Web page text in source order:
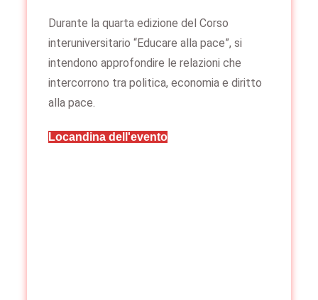
Durante la quarta edizione del Corso
interuniversitario “Educare alla pace”, si
intendono approfondire le relazioni che
intercorrono tra politica, economia e diritto
alla pace.
Locandina dell'evento